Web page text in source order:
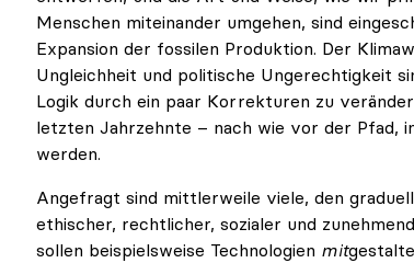
Menschen miteinander umgehen, sind
Expansion der fossilen Produktion. Der
Ungleichheit und politische Ungerechtigkeit
Logik durch ein paar Korrekturen zu
letzten Jahrzehnte – nach wie vor der Pfad,
werden.
Angefragt sind mittlerweile viele, den
ethischer, rechtlicher, sozialer und
sollen beispielsweise Technologien mit